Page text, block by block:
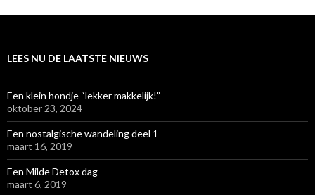
LEES NU DE LAATSTE NIEUWS
Een klein hondje “lekker makkelijk!”
oktober 23, 2024
Een nostalgische wandeling deel 1
maart 16, 2019
Een Milde Detox dag
maart 6, 2019